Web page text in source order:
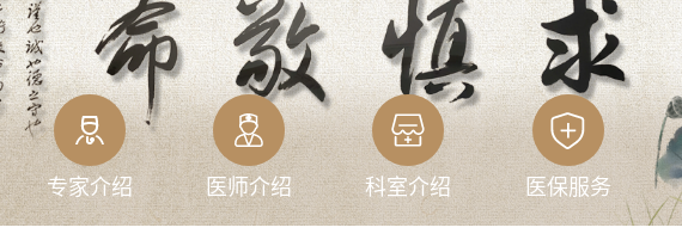
专家介绍 医师介绍 科室介绍 医保服务